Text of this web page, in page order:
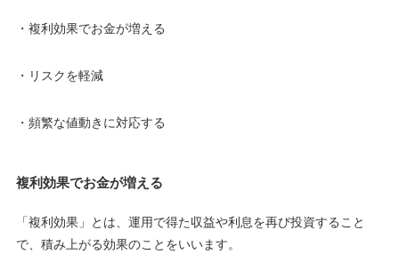
・複利効果でお金が増える
・リスクを軽減
・頻繁な値動きに対応する
複利効果でお金が増える
「複利効果」とは、運用で得た収益や利息を再び投資すること
で、積み上がる効果のことをいいます。